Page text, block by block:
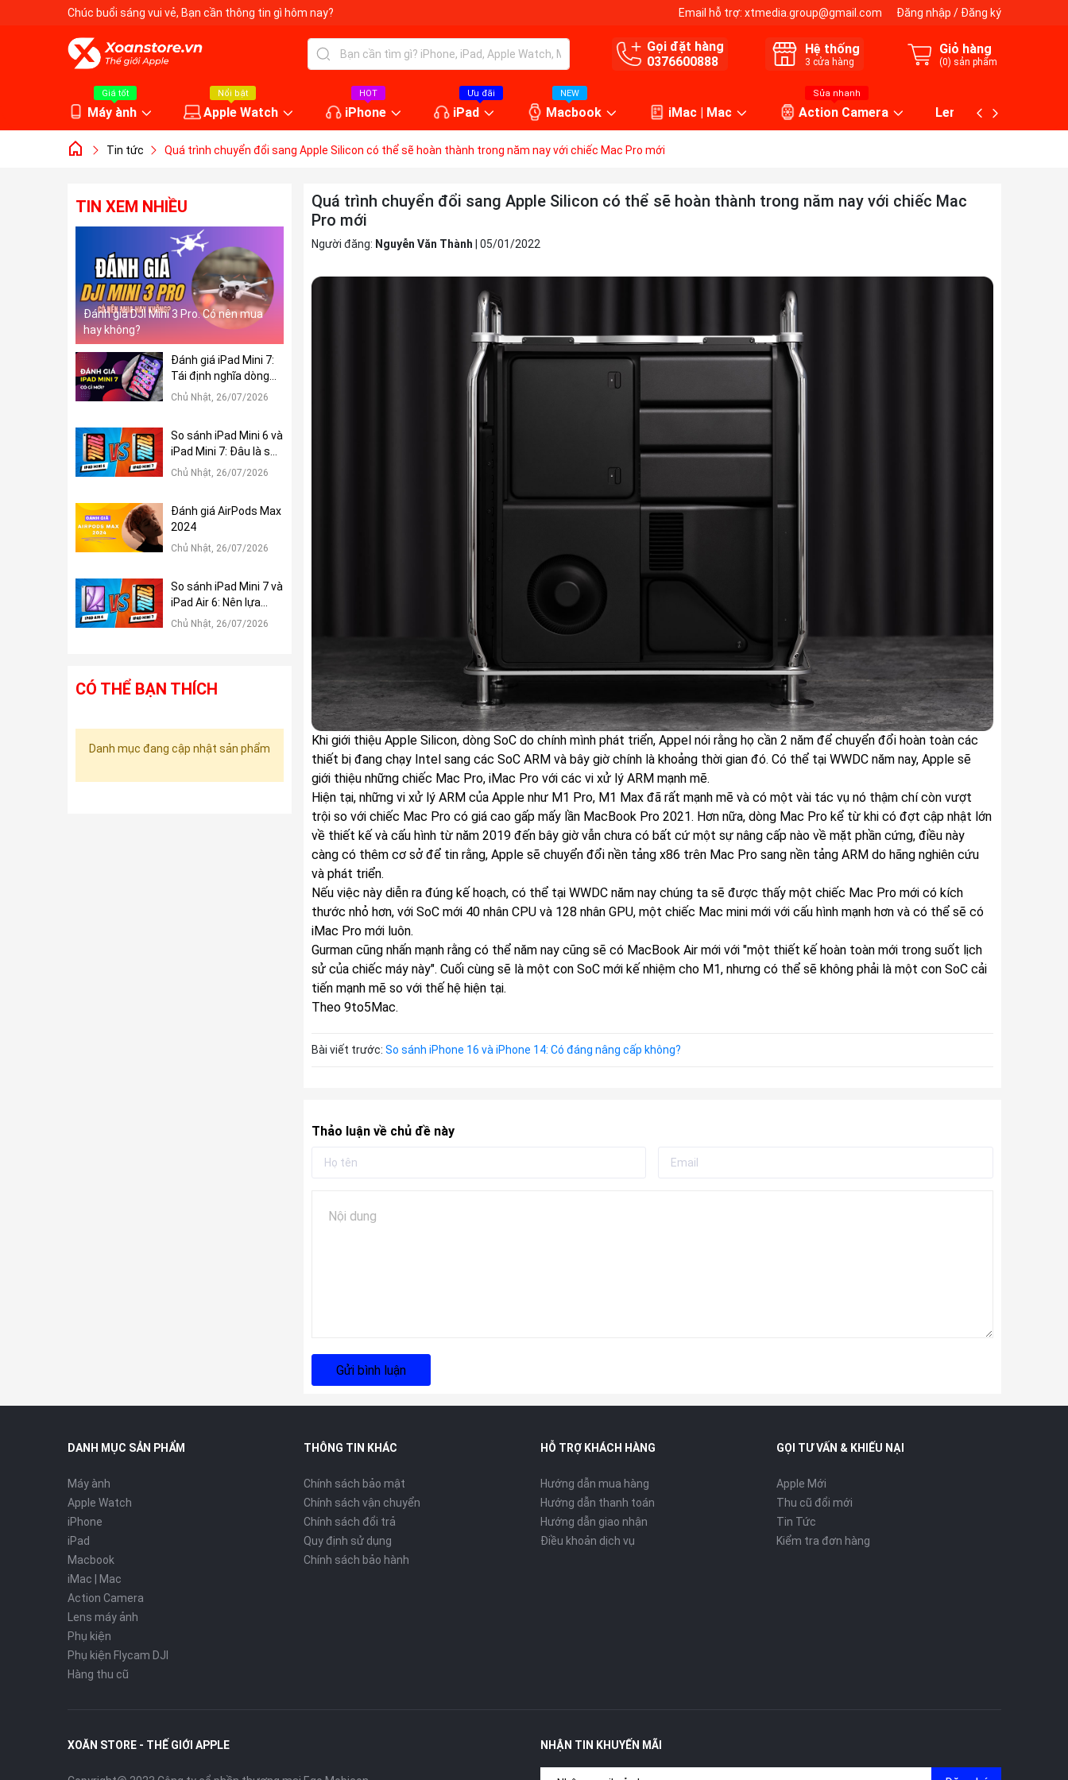
Chúc buổi sáng vui vẻ, Bạn cần thông tin gì hôm nay? Email hỗ trợ: xtmedia.group@gmail.com Đăng nhập / Đăng ký
Gọi đặt hàng
0376600888
Hệ thống
3 cửa hàng
Giỏ hàng
(0) sản phẩm
Giá tốt
Máy ành
Nổi bật
Apple Watch
HOT
iPhone
Ưu đãi
iPad
NEW
Macbook iMac | Mac
Sửa nhanh
Action Camera Lens máy ảnh
Tin tức Quá trình chuyển đổi sang Apple Silicon có thể sẽ hoàn thành trong năm nay với chiếc Mac Pro mới
Quá trình chuyển đổi sang Apple Silicon có thể sẽ hoàn thành trong năm nay với chiếc Mac
Pro mới
Người đăng: Nguyễn Văn Thành 05/01/2022
Khi giới thiệu Apple Silicon, dòng SoC do chính mình phát triển, Appel nói rằng họ cần 2 năm để chuyển đổi hoàn toàn các
thiết bị đang chạy Intel sang các SoC ARM và bây giờ chính là khoảng thời gian đó. Có thể tại WWDC năm nay, Apple sẽ
giới thiệu những chiếc Mac Pro, iMac Pro với các vi xử lý ARM mạnh mẽ.
Hiện tại, những vi xử lý ARM của Apple như M1 Pro, M1 Max đã rất mạnh mẽ và có một vài tác vụ nó thậm chí còn vượt
trội so với chiếc Mac Pro có giá cao gấp mấy lần MacBook Pro 2021. Hơn nữa, dòng Mac Pro kể từ khi có đợt cập nhật lớn
về thiết kế và cấu hình từ năm 2019 đến bây giờ vẫn chưa có bất cứ một sự nâng cấp nào về mặt phần cứng, điều này
càng có thêm cơ sở để tin rằng, Apple sẽ chuyển đổi nền tảng x86 trên Mac Pro sang nền tảng ARM do hãng nghiên cứu
và phát triển.
Nếu việc này diễn ra đúng kế hoạch, có thể tại WWDC năm nay chúng ta sẽ được thấy một chiếc Mac Pro mới có kích
thước nhỏ hơn, với SoC mới 40 nhân CPU và 128 nhân GPU, một chiếc Mac mini mới với cấu hình mạnh hơn và có thể sẽ có
iMac Pro mới luôn.
Gurman cũng nhấn mạnh rằng có thể năm nay cũng sẽ có MacBook Air mới với "một thiết kế hoàn toàn mới trong suốt lịch
sử của chiếc máy này". Cuối cùng sẽ là một con SoC mới kế nhiệm cho M1, nhưng có thể sẽ không phải là một con SoC cải
tiến mạnh mẽ so với thế hệ hiện tại.
Theo 9to5Mac.
Bài viết trước: So sánh iPhone 16 và iPhone 14: Có đáng nâng cấp không?
Thảo luận về chủ đề này
Gửi bình luận
TIN XEM NHIỀU
Đánh giá DJI Mini 3 Pro. Có nên mua
hay không?
Đánh giá iPad Mini 7:
Tái định nghĩa dòng
iPad Mini
Chủ Nhật, 26/07/2026
So sánh iPad Mini 6 và
iPad Mini 7: Đâu là sự
khác biệt?
Chủ Nhật, 26/07/2026
Đánh giá AirPods Max
2024
Chủ Nhật, 26/07/2026
So sánh iPad Mini 7 và
iPad Air 6: Nên lựa
chọn tablet nào?
Chủ Nhật, 26/07/2026
CÓ THỂ BẠN THÍCH
Danh mục đang cập nhật sản phẩm
DANH MỤC SẢN PHẨM
Máy ành
Apple Watch
iPhone
iPad
Macbook
iMac | Mac
Action Camera
Lens máy ảnh
Phụ kiện
Phụ kiện Flycam DJI
Hàng thu cũ
THÔNG TIN KHÁC
Chính sách bảo mật
Chính sách vận chuyển
Chính sách đổi trả
Quy định sử dụng
Chính sách bảo hành
HỖ TRỢ KHÁCH HÀNG
Hướng dẫn mua hàng
Hướng dẫn thanh toán
Hướng dẫn giao nhận
Điều khoản dịch vụ
GỌI TƯ VẤN & KHIẾU NẠI
Apple Mới
Thu cũ đổi mới
Tin Tức
Kiểm tra đơn hàng
XOĂN STORE - THẾ GIỚI APPLE NHẬN TIN KHUYẾN MÃI